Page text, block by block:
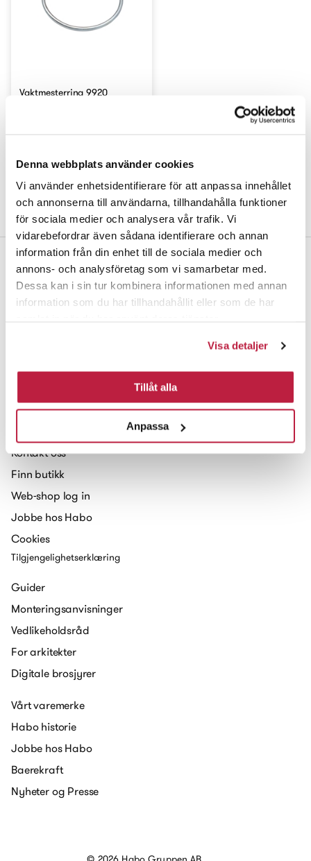
Denna webbplats använder cookies
Vi använder enhetsidentifierare för att anpassa innehållet
och annonserna till användarna, tillhandahålla funktioner
för sociala medier och analysera vår trafik. Vi
vidarebefordrar även sådana identifierare och annan
information från din enhet till de sociala medier och
annons- och analysföretag som vi samarbetar med.
Dessa kan i sin tur kombinera informationen med annan
information som du har tillhandahållit eller som de har
Visa detaljer
Tillåt alla
Anpassa
Vaktmesterring 9920
1 2
Kontakt oss
Kontakt oss
Finn butikk
Web-shop log in
Jobbe hos Habo
Cookies
Tilgjengelighetserklæring
Guider
Monteringsanvisninger
Vedlikeholdsråd
For arkitekter
Digitale brosjyrer
Vårt varemerke
Habo historie
Jobbe hos Habo
Baerekraft
Nyheter og Presse